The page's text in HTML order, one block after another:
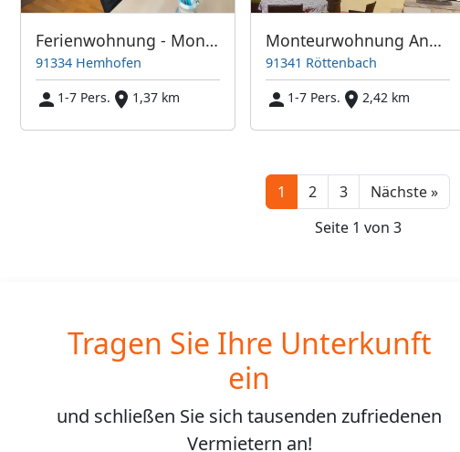
Ferienwohnung - Monteurzimmer in Hemhofen
91334 Hemhofen
1-7 Pers.
1,37 km
Monteurwohnung Angie
91341 Röttenbach
1-7 Pers.
2,42 km
1 2 3 Nächste »Next
Seite 1 von 3
Tragen Sie Ihre Unterkunft
ein
und schließen Sie sichtausenden zufriedenen
Vermietern an!